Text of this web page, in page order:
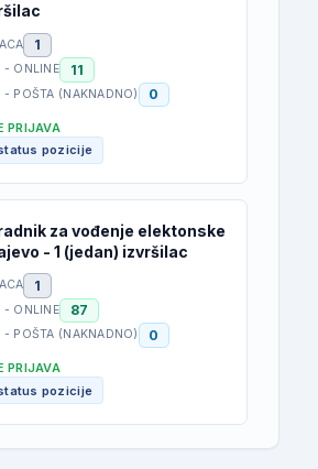
1
- ONLINE 11
- POŠTA (NAKNADNO) 0
PRIJAVA
pozicije
za vođenje elektonske
- 1 (jedan) izvršilac
1
- ONLINE 87
- POŠTA (NAKNADNO) 0
PRIJAVA
pozicije